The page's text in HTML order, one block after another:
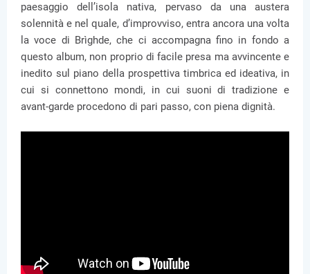
paesaggio dell’isola nativa, pervaso da una austera
solennità e nel quale, d’improvviso, entra ancora una volta
la voce di Brìghde, che ci accompagna fino in fondo a
questo album, non proprio di facile presa ma avvincente e
inedito sul piano della prospettiva timbrica ed ideativa, in
cui si connettono mondi, in cui suoni di tradizione e
avant-garde procedono di pari passo, con piena dignità.